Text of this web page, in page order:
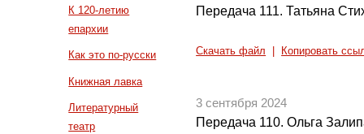
К 120-летию
епархии
Как это по-русски
Книжная лавка
Литературный
театр
Передача 111. Татьяна
Скачать файл Копировать
3 сентября 2024
Передача 110. Ольга